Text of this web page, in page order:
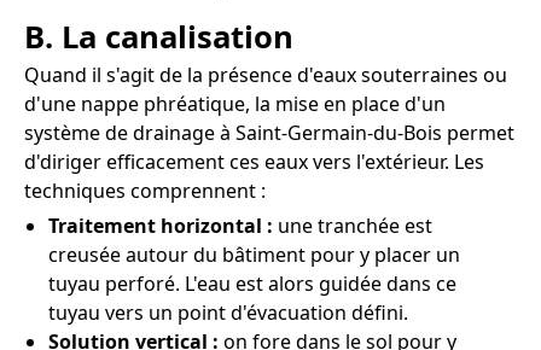
B. La canalisation
Quand il s'agit de la présence d'eaux souterraines ou
d'une nappe phréatique, la mise en place d'un
système de drainage à Saint-Germain-du-Bois permet
d'diriger efficacement ces eaux vers l'extérieur. Les
techniques comprennent :
Traitement horizontal : une tranchée est
creusée autour du bâtiment pour y placer un
tuyau perforé. L'eau est alors guidée dans ce
tuyau vers un point d'évacuation défini.
Solution vertical : on fore dans le sol pour y